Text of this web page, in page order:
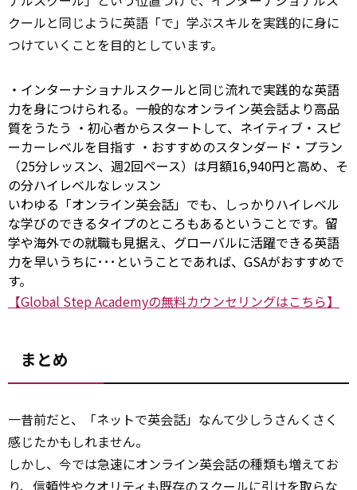
クールと同じように英語「で」学ぶスキルを実践的に身に
つけていくことを目的としています。
・インターナショナルスクールと同じ流れで実践的な英語
力を身につけられる。一般的なオンライン英会話より高品
質をうたう ・初心者からスタートして、ネイティブ・スピ
ーカーレベルを目指す ・おすすめのスタンダード・プラン
（25分レッスン、週2回ペース）は月額16,940円と高め、そ
の分ハイレベルなレッスン
いわゆる「オンライン英会話」でも、しっかりハイレベル
な学びのできるタイプのところもあるということです。留
学や海外での就職も見据え、グローバルに活躍できる英語
力を早いうちに･･･ということであれば、GSAがおすすめで
す。
【Global Step Academyの無料カウンセリングはこちら】
まとめ
一昔前だと、「ネットで英会話」なんて少しうさんくさく
感じたかもしれません。
しかし、今では急速にオンライン英会話の種類も増えてお
り、信頼性やクオリティも既存のスクールに引けを取らな